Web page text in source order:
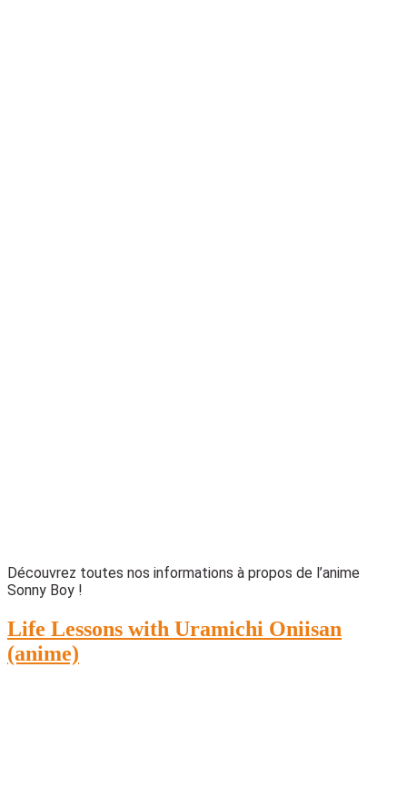
Découvrez toutes nos informations à propos de l’anime
Sonny Boy !
Life Lessons with Uramichi Oniisan
(anime)